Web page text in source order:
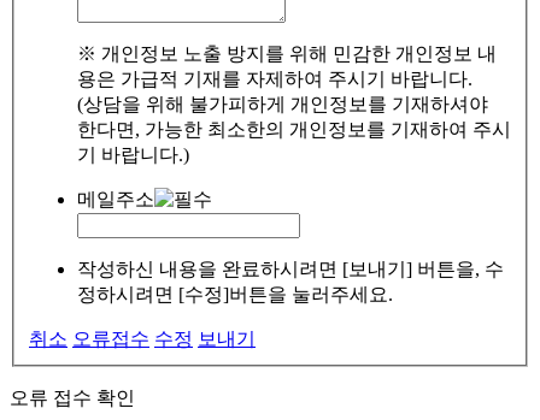
※ 개인정보 노출 방지를 위해 민감한 개인정보 내
용은 가급적 기재를 자제하여 주시기 바랍니다.
(상담을 위해 불가피하게 개인정보를 기재하셔야
한다면, 가능한 최소한의 개인정보를 기재하여 주시
기 바랍니다.)
메일주소
작성하신 내용을 완료하시려면 [보내기] 버튼을, 수
정하시려면 [수정]버튼을 눌러주세요.
취소 오류접수 수정 보내기
오류 접수 확인